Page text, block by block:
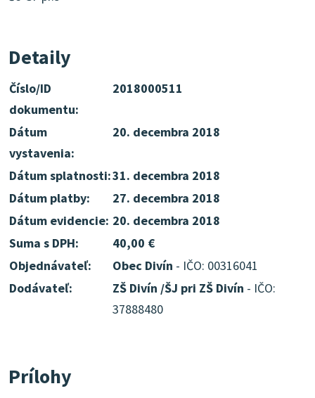
Detaily
Číslo/ID
dokumentu:
2018000511
Dátum
vystavenia:
20. decembra 2018
Dátum splatnosti:31. decembra 2018
Dátum platby:
27. decembra 2018
Dátum evidencie: 20. decembra 2018
Suma s DPH:
40,00 €
Objednávateľ:
Obec Divín - IČO: 00316041
Dodávateľ:
ZŠ Divín /ŠJ pri ZŠ Divín - IČO:
37888480
Prílohy